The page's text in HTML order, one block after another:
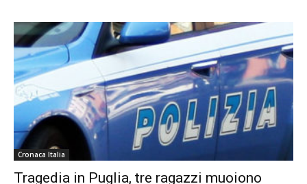
Cronaca Italia
Tragedia in Puglia, tre ragazzi muoiono